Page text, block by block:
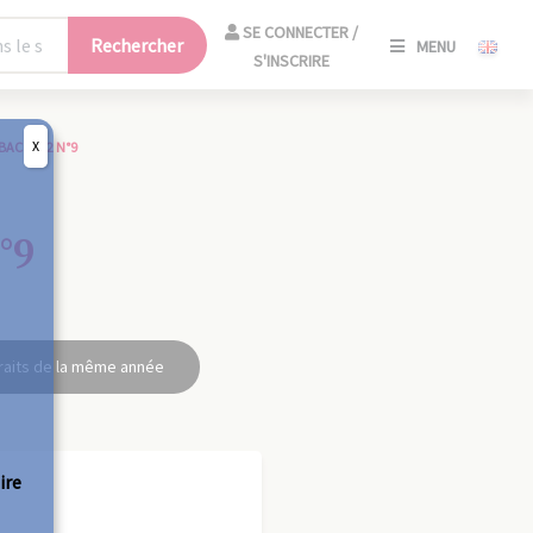
Rechercher
SE CONNECTER /
S'INSCRIRE
MENU
1922 N°9
de la même année
X